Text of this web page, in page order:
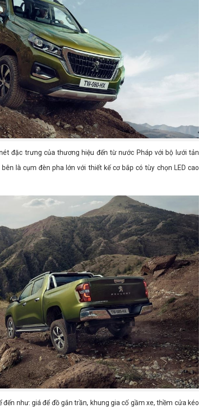
đặc trưng của thương hiệu đến từ nước Pháp với bộ lưới tản
là cụm đèn pha lớn với thiết kế cơ bắp có tùy chọn LED cao
như: giá để đồ gắn trần, khung gia cố gầm xe, thềm cửa kéo